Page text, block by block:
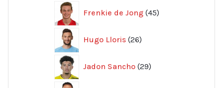
Frenkie de Jong 45
produkter
Hugo Lloris 26
produkter
Jadon Sancho 29
produkter